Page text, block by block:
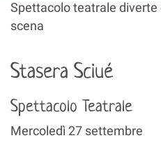
Spettacolo teatrale diverte
scena
Stasera Sciué
Spettacolo Teatrale
Mercoledì 27 settembre